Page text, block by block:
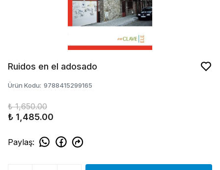
Ruidos en el adosado
Ürün Kodu: 9788415299165
₺ 1,650.00
₺ 1,485.00
Paylaş: